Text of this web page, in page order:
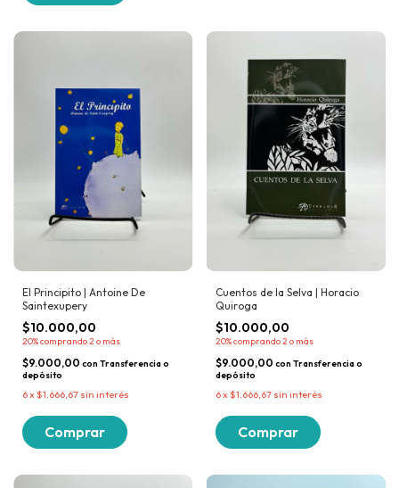
El Principito | Antoine De
Saintexupery
$10.000,00
20%comprando 2 o más
$9.000,00 con Transferencia o
depósito
6x $1.666,67 sin interés
Cuentos de la Selva | Horacio
Quiroga
$10.000,00
20%comprando 2 o más
$9.000,00 con Transferencia o
depósito
6x $1.666,67 sin interés